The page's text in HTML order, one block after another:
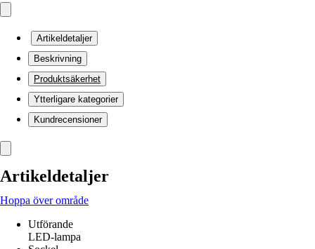
Artikeldetaljer
Beskrivning
Produktsäkerhet
Ytterligare kategorier
Kundrecensioner
Artikeldetaljer
Hoppa över område
Utförande
LED-lampa